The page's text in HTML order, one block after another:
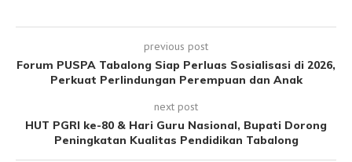
previous post
Forum PUSPA Tabalong Siap Perluas Sosialisasi di 2026,
Perkuat Perlindungan Perempuan dan Anak
next post
HUT PGRI ke-80 & Hari Guru Nasional, Bupati Dorong
Peningkatan Kualitas Pendidikan Tabalong